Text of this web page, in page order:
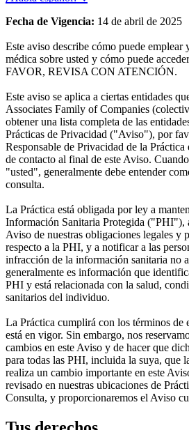
Fecha de Vigencia: 14 de abril de 2025
Este aviso describe cómo puede
médica sobre usted y cómo puede
FAVOR, REVISA CON ATENCIÓN.
Este aviso se aplica a ciertas entidades
Associates Family of Companies
obtener una lista completa de las
Prácticas de Privacidad ("Aviso"), por
Responsable de Privacidad de la
de contacto al final de este Aviso.
"usted", generalmente debe entender
consulta.
La Práctica está obligada por ley a
Información Sanitaria Protegida ("PHI"),
Aviso de nuestras obligaciones legales y
respecto a la PHI, y a notificar a las
infracción de la información sanitaria no
generalmente es información que
PHI y está relacionada con la salud,
sanitarios del individuo.
La Práctica cumplirá con los términos de
está en vigor. Sin embargo, nos
cambios en este Aviso y de hacer que
para todas las PHI, incluida la suya, que
realiza un cambio importante en este
revisado en nuestras ubicaciones de
Consulta, y proporcionaremos el Aviso